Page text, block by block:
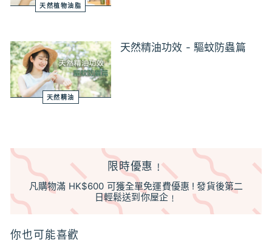
天然植物油脂
天然精油
天然精油功效 - 驅蚊防蟲篇
限時優惠﹗
凡購物滿 HK$600 可獲全單免運費優惠 ! 發貨後第二
日輕鬆送到你屋企﹗
你也可能喜歡